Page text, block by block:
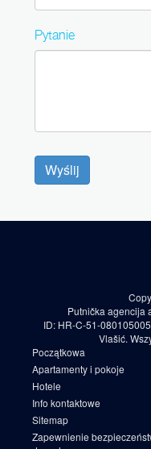
Pytanie
Wyślij
Putnička agencija
ID: HR-C-51-
Vlašić.
Początkowa
Apartamenty i pokoje
Hotele
Info kontaktowe
Sitemap
Zapewnienie